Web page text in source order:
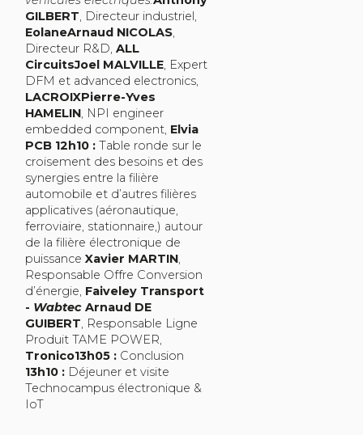
GILBERT, Directeur industriel,
EolaneArnaud NICOLAS,
Directeur R&D, ALL
CircuitsJoel MALVILLE, Expert
DFM et advanced electronics,
LACROIXPierre-Yves
HAMELIN, NPI engineer
embedded component, Elvia
PCB 12h10 :Table ronde sur le
croisement des besoins et des
synergies entre la filière
automobile et d’autres filières
applicatives (aéronautique,
ferroviaire, stationnaire,) autour
de la filière électronique de
puissance Xavier MARTIN,
Responsable Offre Conversion
d’énergie, Faiveley Transport
- Wabtec Arnaud DE
GUIBERT, Responsable Ligne
Produit TAME POWER,
Tronico13h05 :Conclusion
13h10 :Déjeuner et visite
Technocampus électronique &
IoT